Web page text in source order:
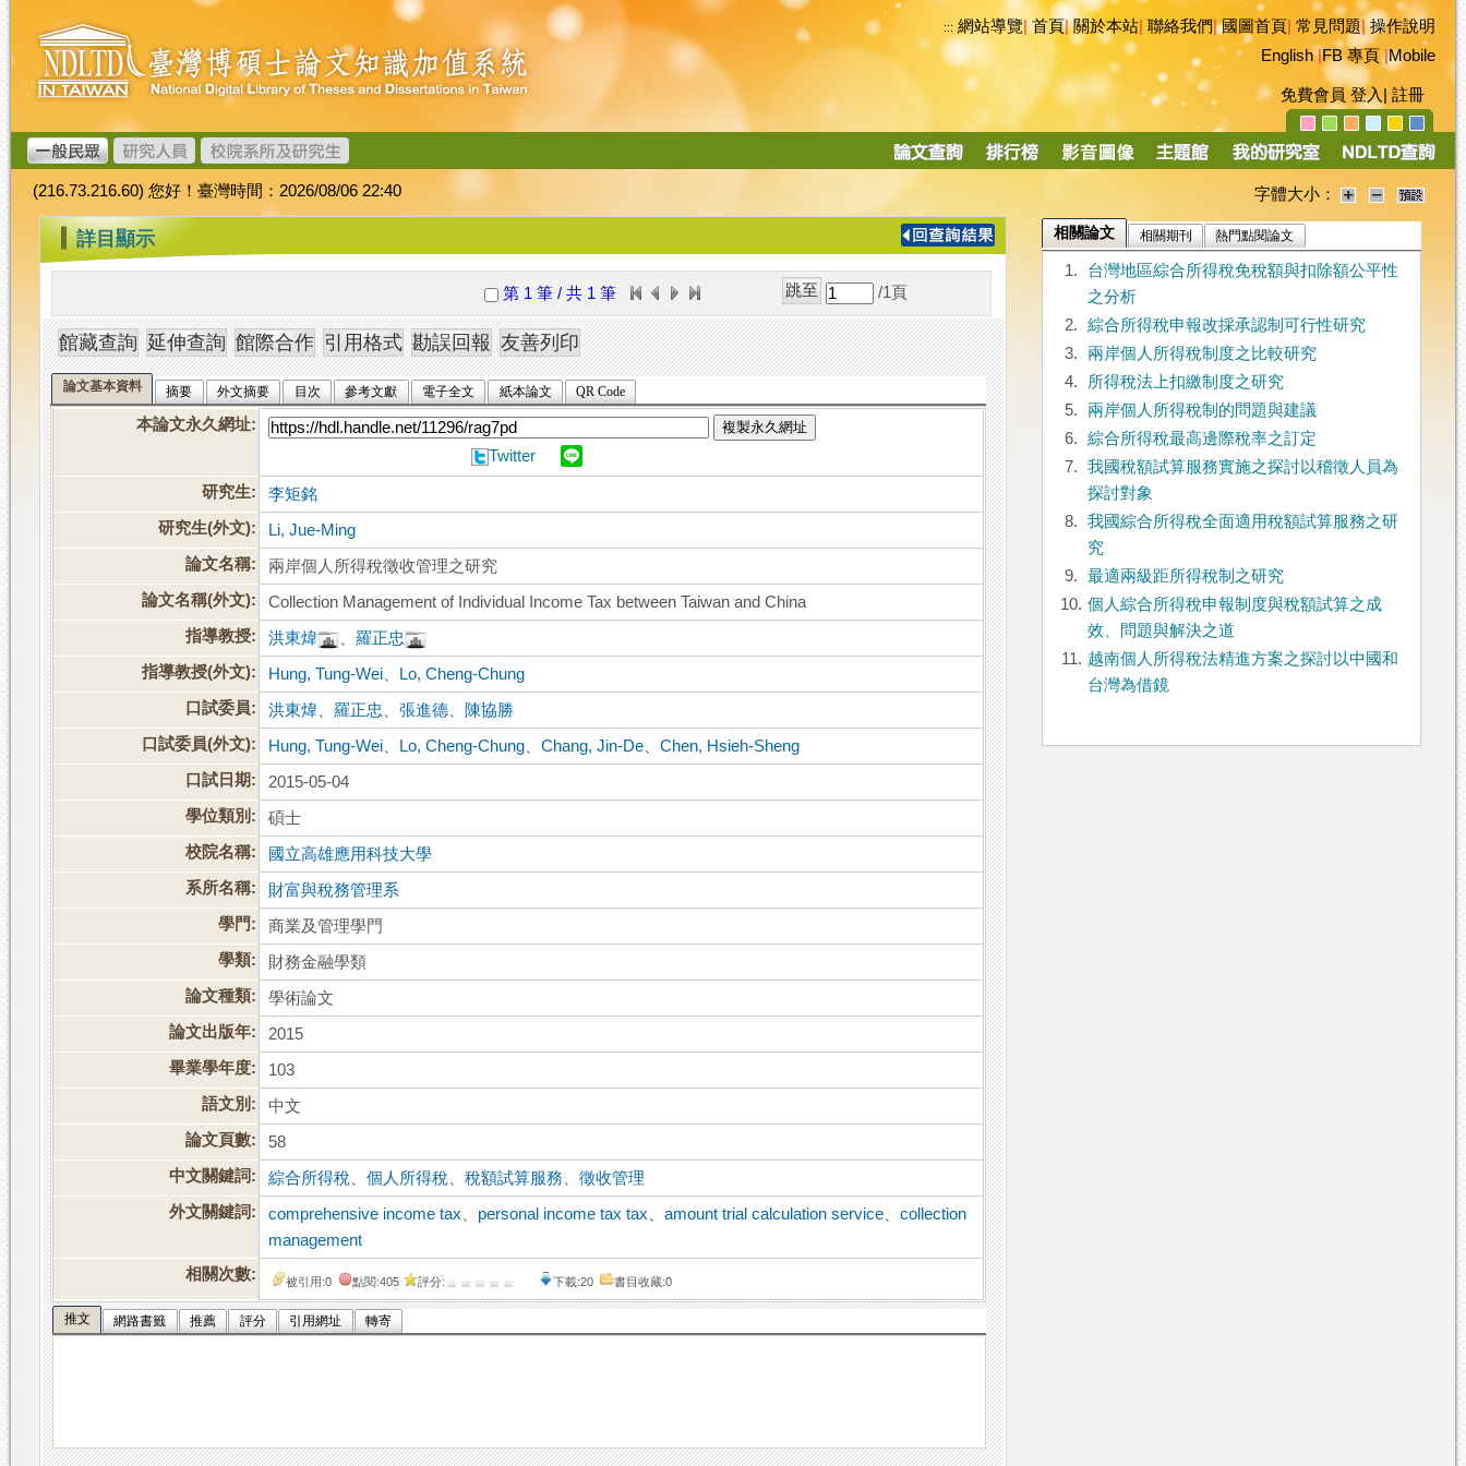
跳
到
主
要
內
容
臺
灣
博
碩
士
論
文
加
值
系
統
::: 網站導覽|首頁|關於本站 聯絡我們|國圖首頁 常見問題|操作說明
English|FB 專頁|Mobile
免費會員 登入 註冊
導
(216.73.216.60) 您好！臺灣時間：2026/08/06 22:40 字體大小：
::: 詳目顯示
第 1 筆 / 共 1 筆 /1 頁
論文基本資料 摘要 外文摘要 目次 參考文獻 電子全文 紙本論文 QR Code
本論文永久網址: 複製永久網址
Twitter
研究生:
李矩銘
研究生(外文):
Li, Jue-Ming
論文名稱:
兩岸個人所得稅徵收管理之研究
論文名稱(外文):
Collection Management of Individual Income Tax between Taiwan and China
指導教授:
洪東煒 、羅正忠
指導教授(外文):
Hung, Tung-Wei
Lo, Cheng-Chung
口試委員:
洪東煒 、羅正忠 、張進德
陳協勝
口試委員(外文):
Hung, Tung-Wei Lo, Cheng-Chung 、Chang, Jin-De 、Chen, Hsieh-Sheng
口試日期:
2015-05-04
學位類別:
碩士
校院名稱:
國立高雄應用科技大學
系所名稱:
財富與稅務管理系
學門:
商業及管理學門
學類:
財務金融學類
論文種類:
學術論文
論文出版年:
2015
畢業學年度:
103
語文別:
中文
論文頁數:
58
中文關鍵詞:
綜合所得稅 、個人所得稅 、稅額試算服務 、徵收管理
外文關鍵詞:
comprehensive income tax personal income tax tax 、amount trial calculation service 、collection
management
相關次數:
被引用:0 點閱:405 評分: 下載:20 書目收藏:0
推文 網路書籤 推薦 評分 引用網址 轉寄
相關論文 相關期刊 熱門點閱論文
1.
台灣地區綜合所得稅免稅額與扣除額公平性
之分析
2.
綜合所得稅申報改採承認制可行性研究
3.
兩岸個人所得稅制度之比較研究
4.
所得稅法上扣繳制度之研究
5.
兩岸個人所得稅制的問題與建議
6.
綜合所得稅最高邊際稅率之訂定
7.
我國稅額試算服務實施之探討以稽徵人員為
探討對象
8.
我國綜合所得稅全面適用稅額試算服務之研
究
9.
最適兩級距所得稅制之研究
10. 個人綜合所得稅申報制度與稅額試算之成
效、問題與解決之道
11. 越南個人所得稅法精進方案之探討以中國和
台灣為借鏡